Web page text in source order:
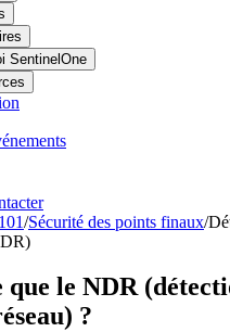
SentinelOne
/Sécurité des points finaux/
que le NDR
?